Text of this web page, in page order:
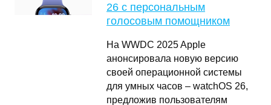
26 с персональным
голосовым помощником
На WWDC 2025 Apple
анонсировала новую версию
своей операционной системы
для умных часов – watchOS 26,
предложив пользователям